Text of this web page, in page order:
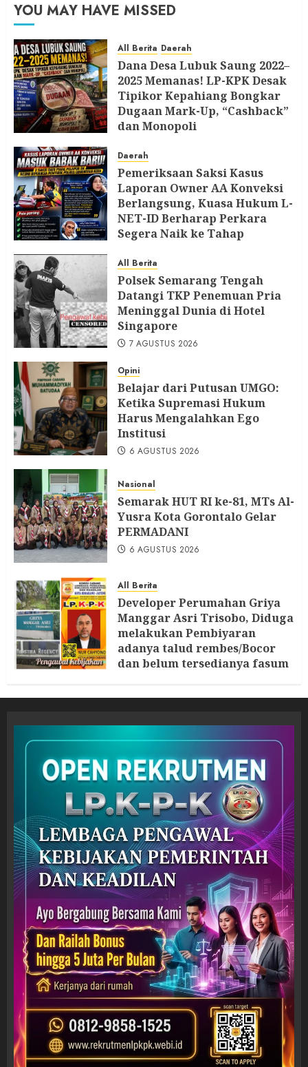
YOU MAY HAVE MISSED
All Berita Daerah
Dana Desa Lubuk Saung 2022–
2025 Memanas! LP-KPK Desak
Tipikor Kepahiang Bongkar
Dugaan Mark-Up, “Cashback”
dan Monopoli
Daerah
Pemeriksaan Saksi Kasus
Laporan Owner AA Konveksi
Berlangsung, Kuasa Hukum L-
NET-ID Berharap Perkara
Segera Naik ke Tahap
7 AGUSTUS 2026
All Berita
Polsek Semarang Tengah
Datangi TKP Penemuan Pria
Meninggal Dunia di Hotel
Singapore
7 AGUSTUS 2026
Opini
Belajar dari Putusan UMGO:
Ketika Supremasi Hukum
Harus Mengalahkan Ego
Institusi
6 AGUSTUS 2026
Nasional
Semarak HUT RI ke-81, MTs Al-
Yusra Kota Gorontalo Gelar
PERMADANI
6 AGUSTUS 2026
All Berita
Developer Perumahan Griya
Manggar Asri Trisobo, Diduga
melakukan Pembiyaran
adanya talud rembes/Bocor
dan belum tersedianya fasum
segera Bersurat